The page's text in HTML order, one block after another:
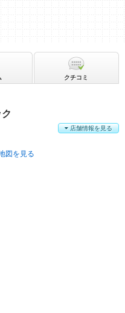
図を見る
店舗情報を見る
クチコミ